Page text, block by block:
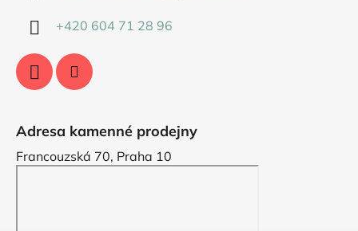
+420 604 71 28 96
Adresa kamenné prodejny
Francouzská 70, Praha 10